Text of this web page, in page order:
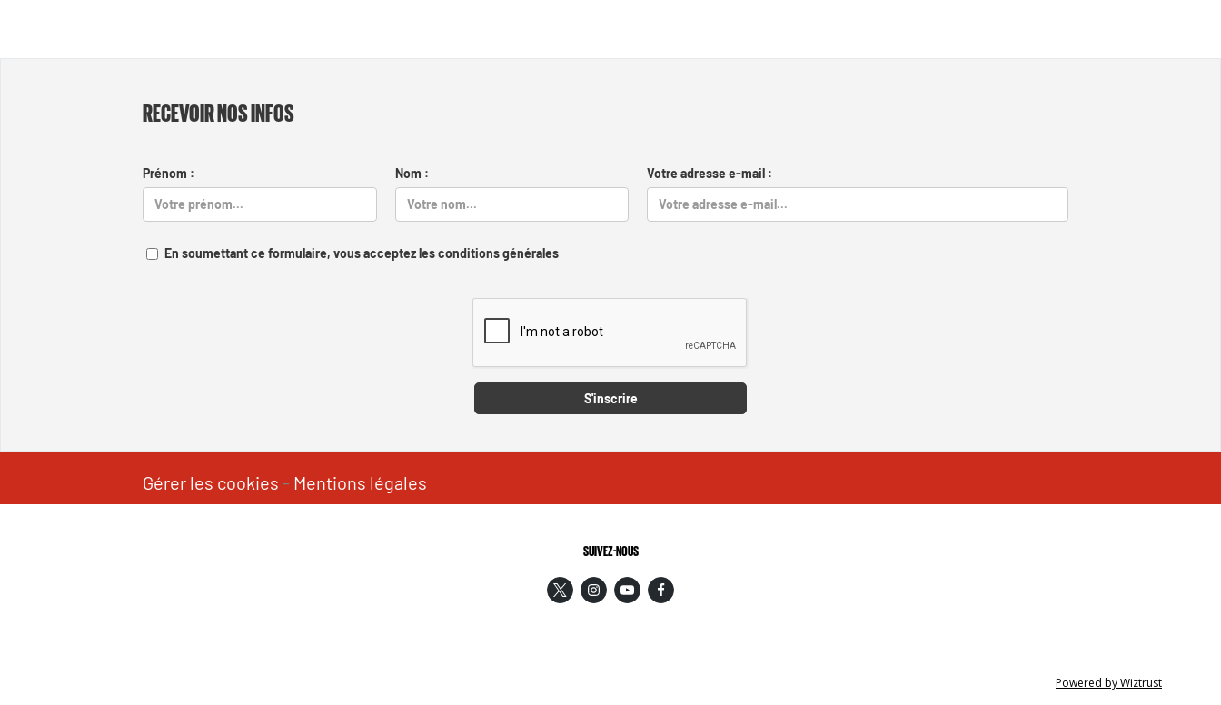
RECEVOIR NOS INFOS
Prénom : Nom : Votre adresse e-mail :
En soumettant ce formulaire, vous acceptez les conditions générales
S'inscrire
Gérer les cookies - Mentions légales
SUIVEZ-NOUS
Powered by Wiztrust